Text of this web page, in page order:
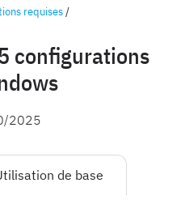
requises/
configurations
2025
de base